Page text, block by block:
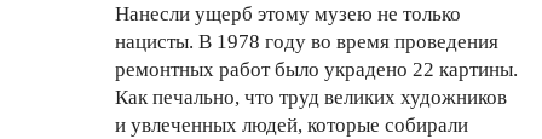
Нанесли ущерб этому музею не только
нацисты. В 1978 году во время проведения
ремонтных работ было украдено 22 картины.
Как печально, что труд великих художников
и увлеченных людей, которые собирали